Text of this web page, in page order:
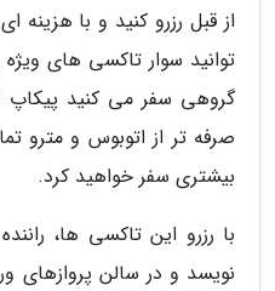
از قبل رزرو کنید و با
توانید سوار تاکسی های
گروهی سفر می کنید پیکاپ
صرفه تر از اتوبوس و مترو
بیشتری سفر خواهید کرد.
با رزرو این تاکسی ها،
نویسد و در سالن پروازهای